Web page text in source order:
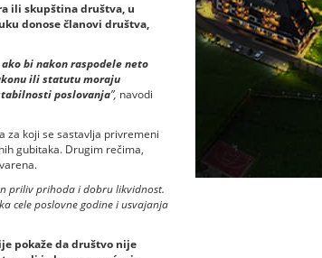
ili skupština društva, u
donose članovi društva,
bi nakon raspodele neto
ili statutu moraju
poslovanja”, navodi
za koji se sastavlja privremeni
gubitaka. Drugim rečima,
priliv prihoda i dobru likvidnost.
cele poslovne godine i usvajanja
pokaže da društvo nije